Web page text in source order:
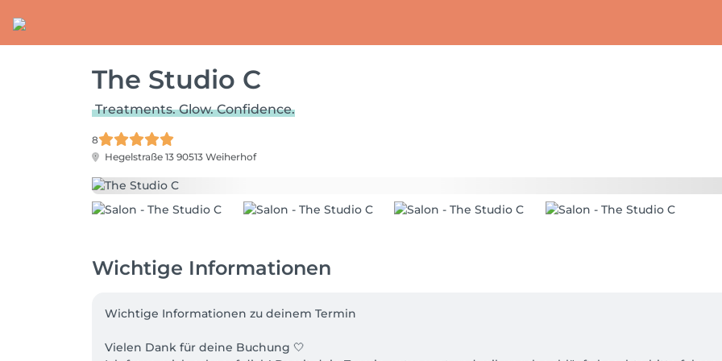
The Studio C
Treatments. Glow. Confidence.
8
Hegelstraße 13 90513 Weiherhof
Wichtige Informationen
Wichtige Informationen zu deinem Termin
Vielen Dank für deine Buchung 🤍